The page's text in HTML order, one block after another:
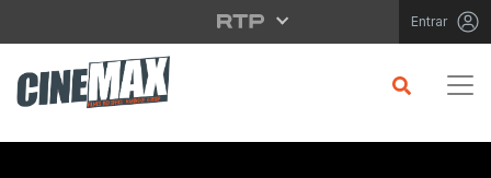
Saltar para o conteúdo principal Entrar
Filme em Cartaz